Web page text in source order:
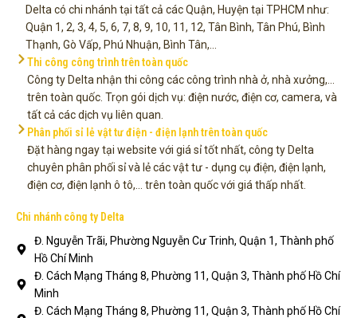
Delta có chi nhánh tại tất cả các Quận, Huyện tại TPHCM như:
Quận 1, 2, 3, 4, 5, 6, 7, 8, 9, 10, 11, 12, Tân Bình, Tân Phú, Bình
Thạnh, Gò Vấp, Phú Nhuận, Bình Tân,...
Thi công công trình trên toàn quốc
Công ty Delta nhận thi công các công trình nhà ở, nhà xưởng,...
trên toàn quốc. Trọn gói dịch vụ: điện nước, điện cơ, camera, và
tất cả các dịch vụ liên quan.
Phân phối sỉ lẻ vật tư điện - điện lạnh trên toàn quốc
Đặt hàng ngay tại website với giá sỉ tốt nhất, công ty Delta
chuyên phân phối sỉ và lẻ các vật tư - dụng cụ điện, điện lạnh,
điện cơ, điện lạnh ô tô,... trên toàn quốc với giá thấp nhất.
Chi nhánh công ty Delta
Đ. Nguyễn Trãi, Phường Nguyễn Cư Trinh, Quận 1, Thành phố
Hồ Chí Minh
Đ. Cách Mạng Tháng 8, Phường 11, Quận 3, Thành phố Hồ Chí
Minh
Đ. Cách Mạng Tháng 8, Phường 11, Quận 3, Thành phố Hồ Chí